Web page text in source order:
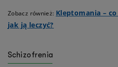
Zobacz również: Kleptomania –
jak ją leczyć?
Schizofrenia